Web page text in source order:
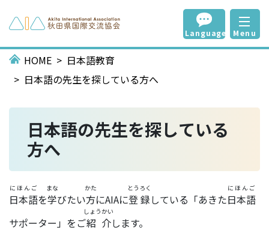
Language Menu
HOME
日本語教育
日本語の先生を探している方へ
日本語の先生を探している
方へ
日本語
にほんご
を学
まな
びたい方
かた
にAIAに登録
とうろく
している「あきた日本語
にほんご
サポーター」をご紹介
しょうかい
します。